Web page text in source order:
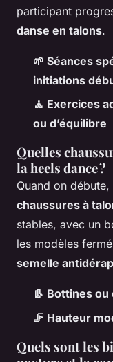
participant
danse en talons.
🌱 Séances
initiations
🧘 Exercices
ou d’équilibre
Quelles
la heels dance ?
Quand on
chaussures à
stables, avec un
les modèles
semelle
👢 Bottines
🦵 Hauteur
Quels sont les